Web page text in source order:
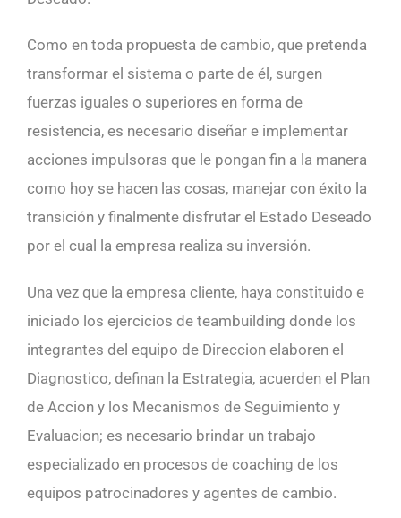
Como en toda propuesta de cambio, que pretenda
transformar el sistema o parte de él, surgen
fuerzas iguales o superiores en forma de
resistencia, es necesario diseñar e implementar
acciones impulsoras que le pongan fin a la manera
como hoy se hacen las cosas, manejar con éxito la
transición y finalmente disfrutar el Estado Deseado
por el cual la empresa realiza su inversión.
Una vez que la empresa cliente, haya constituido e
iniciado los ejercicios de teambuilding donde los
integrantes del equipo de Direccion elaboren el
Diagnostico, definan la Estrategia, acuerden el Plan
de Accion y los Mecanismos de Seguimiento y
Evaluacion; es necesario brindar un trabajo
especializado en procesos de coaching de los
equipos patrocinadores y agentes de cambio.